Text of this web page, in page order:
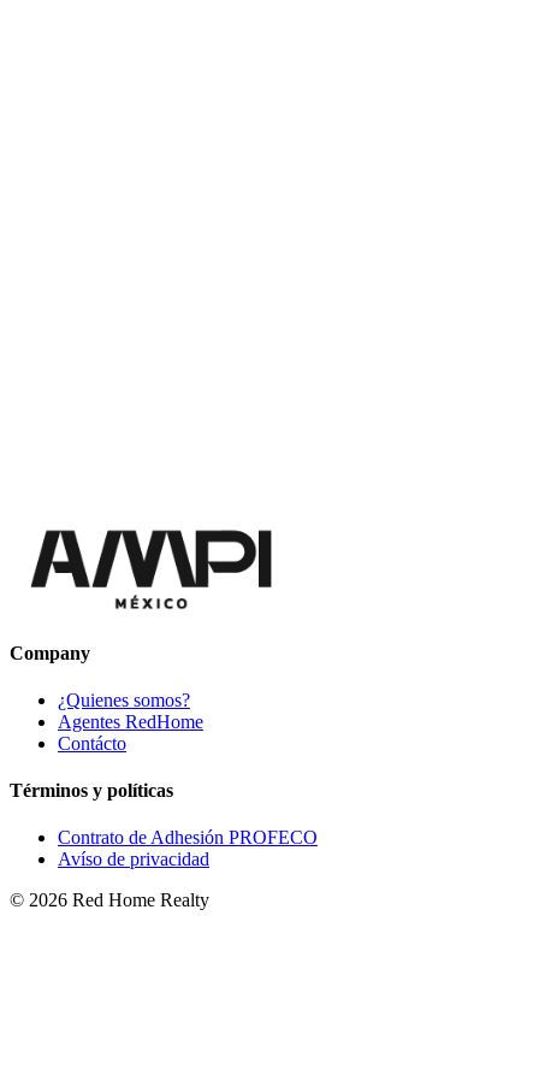
Company
¿Quienes somos?
Agentes RedHome
Contácto
Términos y políticas
Contrato de Adhesión PROFECO
Avíso de privacidad
© 2026 Red Home Realty